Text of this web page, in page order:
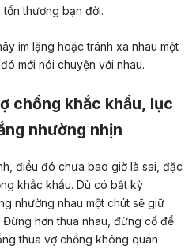
thương bạn đời.
im lặng hoặc tránh xa nhau một
mới nói chuyện với nhau.
chồng khắc khẩu, lục
nhường nhịn
điều đó chưa bao giờ là sai, đặc
khắc khẩu. Dù có bất kỳ
nhường nhau một chút sẽ giữ
hơn thua nhau, đừng cố để
thua vợ chồng không quan